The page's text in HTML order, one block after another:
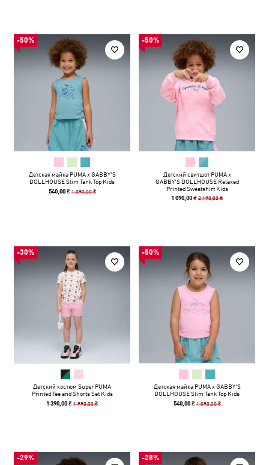
-50%
Детская майка PUMA x GABBY'S
DOLLHOUSE Slim Tank Top Kids
540,00 ₴ 1 090,00 ₴
-50%
Детский свитшот PUMA x
GABBY'S DOLLHOUSE Relaxed
Printed Sweatshirt Kids
1 090,00 ₴2 190,00 ₴
-30%
Детский костюм Super PUMA
Printed Tee and Shorts Set Kids
1 390,00 ₴1 990,00 ₴
-50%
Детская майка PUMA x GABBY'S
DOLLHOUSE Slim Tank Top Kids
540,00 ₴ 1 090,00 ₴
-29% -28%